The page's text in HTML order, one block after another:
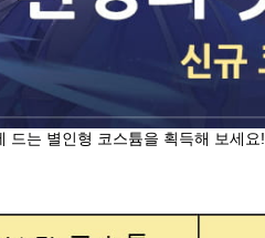
드는 별인형 코스튬을 획득해 보세요!